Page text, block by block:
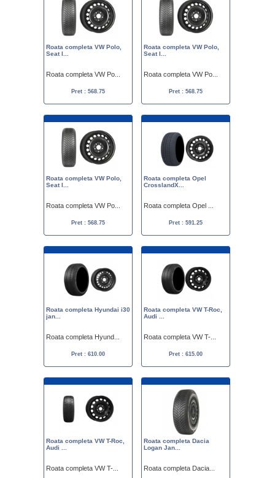
Roata completa VW Polo,
Seat I...
Roata completa VW Po...
Pret : 568.75
Roata completa VW Polo,
Seat I...
Roata completa VW Po...
Pret : 568.75
Roata completa VW Polo,
Seat I...
Roata completa VW Po...
Pret : 568.75
Roata completa Opel
CrosslandX...
Roata completa Opel ...
Pret : 591.25
Roata completa Hyundai i30
jan...
Roata completa Hyund...
Pret : 610.00
Roata completa VW T-Roc,
Audi ...
Roata completa VW T-...
Pret : 615.00
Roata completa VW T-Roc,
Audi ...
Roata completa VW T-...
Roata completa Dacia
Logan Jan...
Roata completa Dacia...